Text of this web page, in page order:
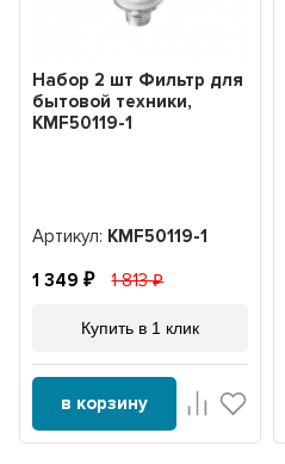
Набор 2 шт Фильтр для
бытовой техники,
KMF50119-1
Артикул: KMF50119-1
1 349 1 813
Купить в 1 клик
в корзину